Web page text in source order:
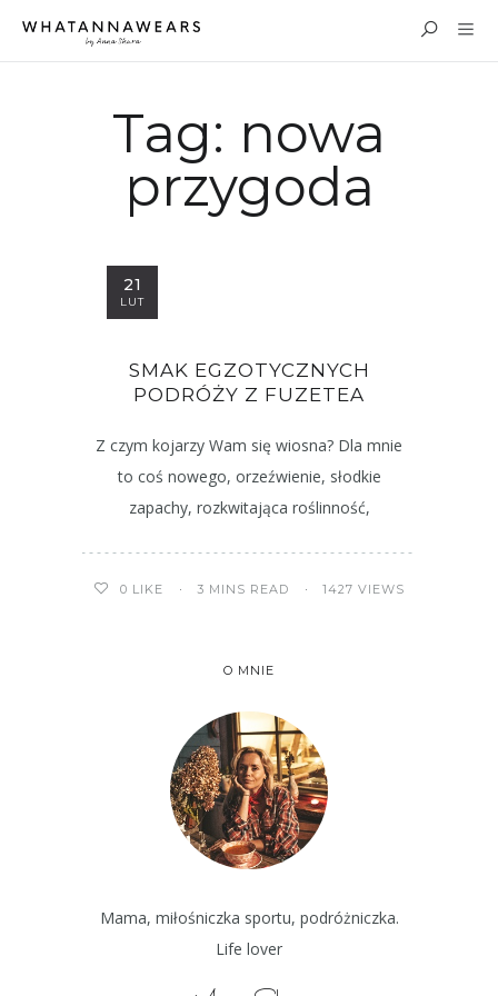
Tag: nowa
przygoda
21
LUT
SMAK EGZOTYCZNYCH
PODRÓŻY Z FUZETEA
Z czym kojarzy Wam się wiosna? Dla mnie
to coś nowego, orzeźwienie, słodkie
zapachy, rozkwitająca roślinność,
0 LIKE 3 MINS READ 1427 VIEWS
O MNIE
Mama, miłośniczka sportu, podróżniczka.
Life lover